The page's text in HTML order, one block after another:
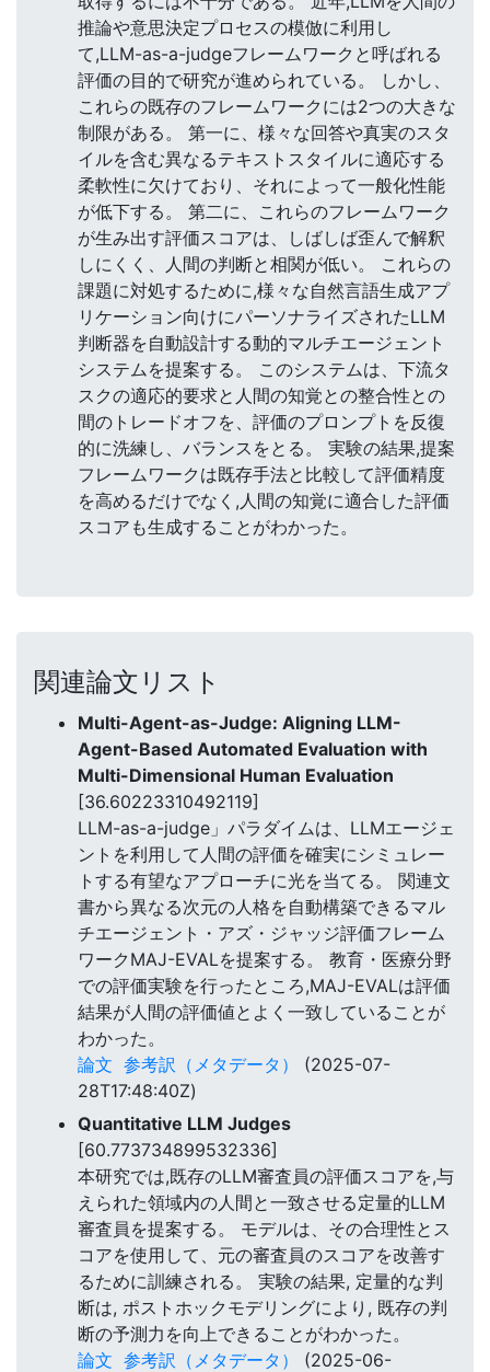
推論や意思決定プロセスの模倣に利用し
て,LLM-as-a-judgeフレームワークと呼ばれる
評価の目的で研究が進められている。 しかし、
これらの既存のフレームワークには2つの大きな
制限がある。 第一に、様々な回答や真実のスタ
イルを含む異なるテキストスタイルに適応する
柔軟性に欠けており、それによって一般化性能
が低下する。 第二に、これらのフレームワーク
が生み出す評価スコアは、しばしば歪んで解釈
しにくく、人間の判断と相関が低い。 これらの
課題に対処するために,様々な自然言語生成アプ
リケーション向けにパーソナライズされたLLM
判断器を自動設計する動的マルチエージェント
システムを提案する。 このシステムは、下流タ
スクの適応的要求と人間の知覚との整合性との
間のトレードオフを、評価のプロンプトを反復
的に洗練し、バランスをとる。 実験の結果,提案
フレームワークは既存手法と比較して評価精度
を高めるだけでなく,人間の知覚に適合した評価
スコアも生成することがわかった。
関連論文リスト
Multi-Agent-as-Judge: Aligning LLM-
Agent-Based Automated Evaluation with
Multi-Dimensional Human Evaluation
[36.60223310492119]
LLM-as-a-judge」パラダイムは、LLMエージェ
ントを利用して人間の評価を確実にシミュレー
トする有望なアプローチに光を当てる。 関連文
書から異なる次元の人格を自動構築できるマル
チエージェント・アズ・ジャッジ評価フレーム
ワークMAJ-EVALを提案する。 教育・医療分野
での評価実験を行ったところ,MAJ-EVALは評価
結果が人間の評価値とよく一致していることが
わかった。
論文 参考訳（メタデータ）
(2025-07-
28T17:48:40Z)
Quantitative LLM Judges
[60.773734899532336]
本研究では,既存のLLM審査員の評価スコアを,与
えられた領域内の人間と一致させる定量的LLM
審査員を提案する。 モデルは、その合理性とス
コアを使用して、元の審査員のスコアを改善す
るために訓練される。 実験の結果, 定量的な判
断は, ポストホックモデリングにより, 既存の判
断の予測力を向上できることがわかった。
論文 参考訳（メタデータ）
(2025-06-